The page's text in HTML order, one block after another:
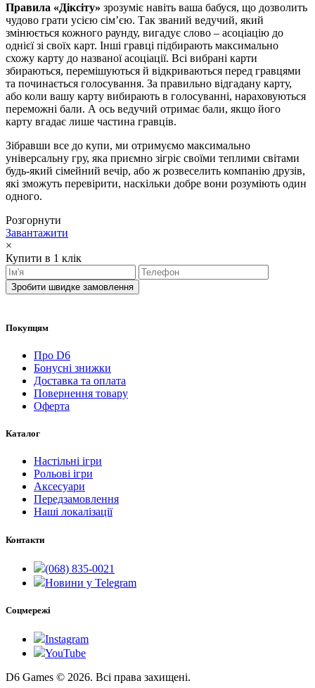
Правила «Діксіту» зрозуміє навіть ваша бабуся, що дозволить
чудово грати усією сім’єю. Так званий ведучий, який
змінюється кожного раунду, вигадує слово – асоціацію до
однієї зі своїх карт. Інші гравці підбирають максимально
схожу карту до названої асоціації. Всі вибрані карти
збираються, перемішуються й відкриваються перед гравцями
та починається голосування. За правильно відгадану карту,
або коли вашу карту вибирають в голосуванні, нараховуються
переможні бали. А ось ведучий отримає бали, якщо його
карту вгадає лише частина гравців.
Зібравши все до купи, ми отримуємо максимально
універсальну гру, яка приємно зігріє своїми теплими світами
будь-який сімейний вечір, або ж розвеселить компанію друзів,
які зможуть перевірити, наскільки добре вони розуміють один
одного.
Розгорнути
Завантажити
×
Купити в 1 клік
Зробити швидке замовлення
Покупцям
Про D6
Бонусні знижки
Доставка та оплата
Повернення товару
Оферта
Каталог
Настільні ігри
Рольові ігри
Аксесуари
Передзамовлення
Наші локалізації
Контакти
(068) 835-0021
Новини у Telegram
Соцмережі
Instagram
YouTube
D6 Games © 2026. Всі права захищені.